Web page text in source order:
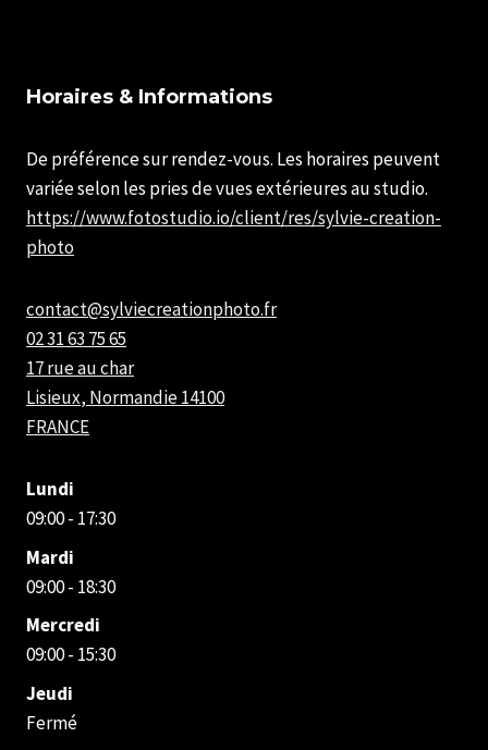
Horaires & Informations
De préférence sur rendez-vous. Les horaires peuvent
variée selon les pries de vues extérieures au studio.
https://www.fotostudio.io/client/res/sylvie-creation-
photo
contact@sylviecreationphoto.fr
02 31 63 75 65
17 rue au char
Lisieux, Normandie14100
FRANCE
Lundi
09:00 - 17:30
Mardi
09:00 - 18:30
Mercredi
09:00 - 15:30
Jeudi
Fermé